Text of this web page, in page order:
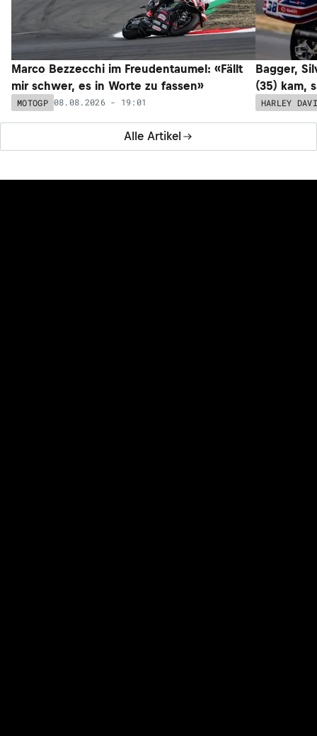
Alle Artikel
Marco Bezzecchi im Freudentaumel: «Fällt
mir schwer, es in Worte zu fassen»
MOTOGP 08.08.2026 - 19:01
Bagger,
(35) kam,
HARLEY